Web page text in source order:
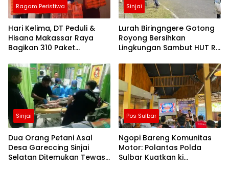
Ragam Peristiwa
Hari Kelima, DT Peduli &
Hisana Makassar Raya
Bagikan 310 Paket
Kebakaran Tallo
Sinjai
Lurah Biringngere Gotong
Royong Bersihkan
Lingkungan Sambut HUT RI
Sinjai
Dua Orang Petani Asal
Desa Gareccing Sinjai
Selatan Ditemukan Tewas,
Pos Sulbar
Ngopi Bareng Komunitas
Motor: Polantas Polda
Sulbar Kuatkan ki